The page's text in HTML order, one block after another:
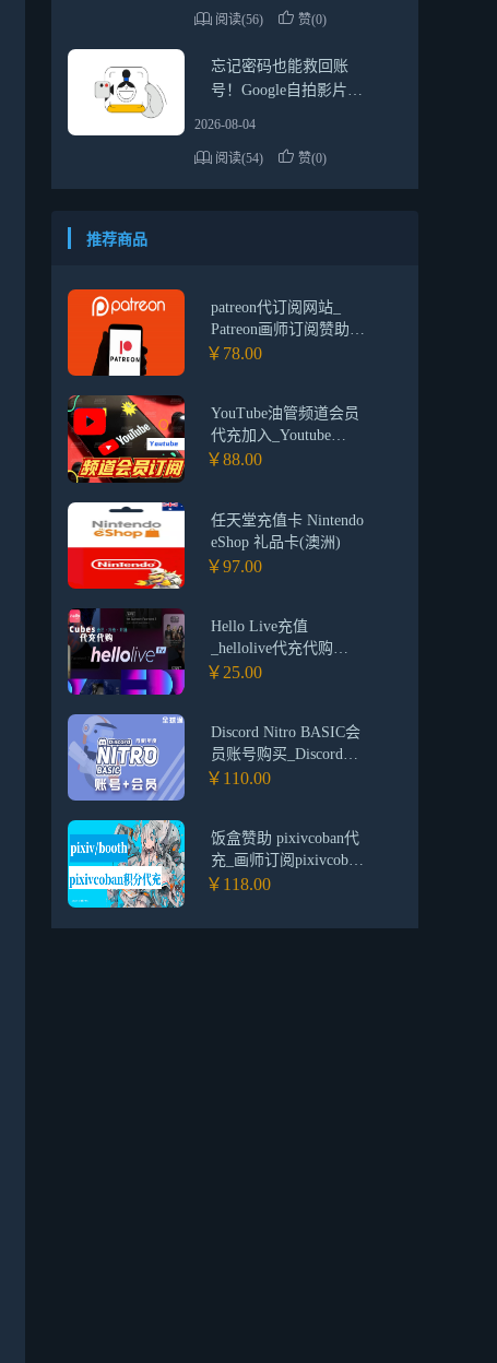
阅读(56) 赞(0)
忘记密码也能救回账
号！Google自拍影片验
2026-08-04
阅读(54) 赞(0)
推荐商品
patreon代订阅网站_
Patreon画师订阅赞助
_Patreon会员代购代充
￥78.00
YouTube油管频道会员
代充加入_Youtube
premium 油管频道高级
￥88.00
任天堂充值卡 Nintendo
eShop 礼品卡(澳洲)
￥97.00
Hello Live充值
_hellolive代充代购
Cubes_hello live代充代
￥25.00
Discord Nitro BASIC会
员账号购买_Discord
Nitro BASIC 会员账号/
￥110.00
饭盒赞助 pixivcoban代
充_画师订阅pixivcoban
积分点券购买_Booth、
￥118.00